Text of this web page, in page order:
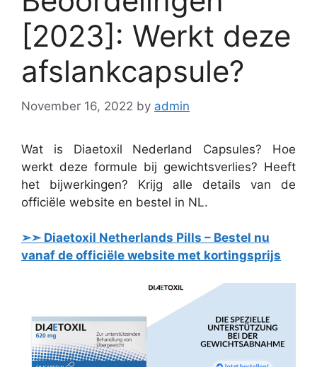
[2023]: Werkt deze
afslankcapsule?
November 16, 2022 by admin
Wat is Diaetoxil Nederland Capsules? Hoe
werkt deze formule bij gewichtsverlies? Heeft
het bijwerkingen? Krijg alle details van de
officiële website en bestel in NL.
➢➣ Diaetoxil Netherlands Pills – Bestel nu
vanaf de officiële website met kortingsprijs